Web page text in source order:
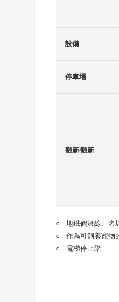
設備
停車場
翻新⁄翻新
○ 地鐵鶴舞線、名
○ 作為可飼養寵物
○ 電梯停止階